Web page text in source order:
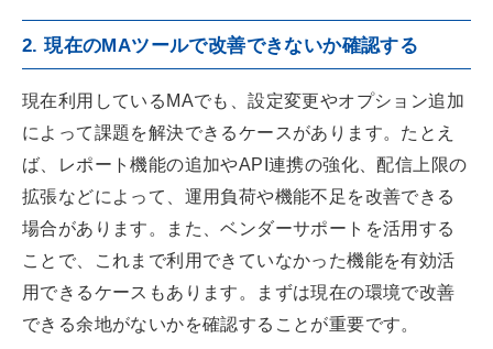
2. 現在のMAツールで改善できないか確認する
現在利用しているMAでも、設定変更やオプション追加
によって課題を解決できるケースがあります。たとえ
ば、レポート機能の追加やAPI連携の強化、配信上限の
拡張などによって、運用負荷や機能不足を改善できる
場合があります。また、ベンダーサポートを活用する
ことで、これまで利用できていなかった機能を有効活
用できるケースもあります。まずは現在の環境で改善
できる余地がないかを確認することが重要です。